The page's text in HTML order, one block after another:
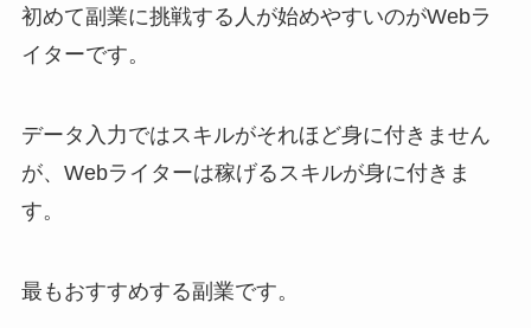
初めて副業に挑戦する人が始めやすいのがWebラ
イターです。
データ入力ではスキルがそれほど身に付きません
が、Webライターは稼げるスキルが身に付きま
す。
最もおすすめする副業です。